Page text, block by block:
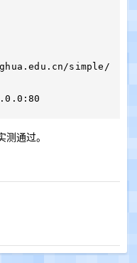
simple/
通过。